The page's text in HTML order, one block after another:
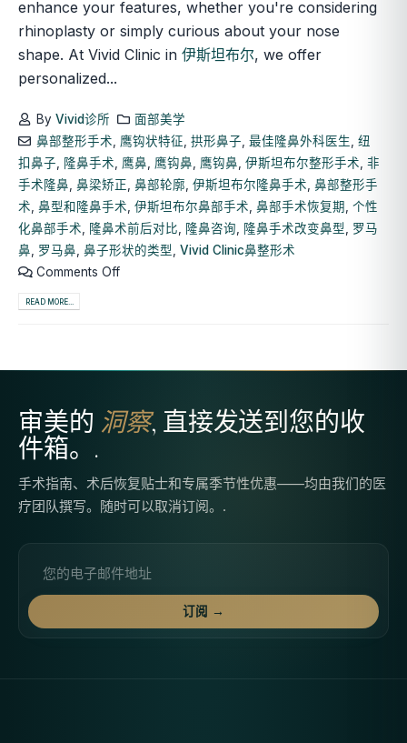
enhance your features, whether you're considering
rhinoplasty or simply curious about your nose
shape. At Vivid Clinic in 伊斯坦布尔, we offer
personalized...
By Vivid诊所
面部美学
鼻部整形手术
鹰钩状特征 拱形鼻子 最佳隆鼻外科医生 纽
扣鼻子
隆鼻手术 鹰鼻 鹰钩鼻 鹰钩鼻 伊斯坦布尔整形手术 非
手术隆鼻 鼻梁矫正 鼻部轮廓 伊斯坦布尔隆鼻手术 鼻部整形手
术 鼻型和隆鼻手术 伊斯坦布尔鼻部手术 鼻部手术恢复期
个性
化鼻部手术
隆鼻术前后对比 隆鼻咨询 隆鼻手术改变鼻型
罗马
鼻
罗马鼻 鼻子形状的类型
Vivid Clinic鼻整形术
Comments Off
READ MORE...
审美的 洞察, 直接发送到您的收
件箱。.
手术指南、术后恢复贴士和专属季节性优惠——均由我们的医
疗团队撰写。随时可以取消订阅。.
订阅 →